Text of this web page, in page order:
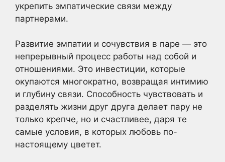
укрепить эмпатические связи между
партнерами.
Развитие эмпатии и сочувствия в паре — это
непрерывный процесс работы над собой и
отношениями. Это инвестиции, которые
окупаются многократно, возвращая интимию
и глубину связи. Способность чувствовать и
разделять жизни друг друга делает пару не
только крепче, но и счастливее, даря те
самые условия, в которых любовь по-
настоящему цветет.